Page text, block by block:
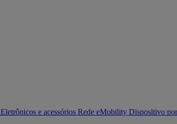
Eletrônicos e acessórios Rede eMobility Dispositivo